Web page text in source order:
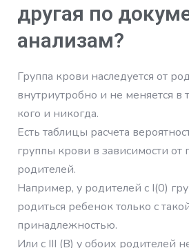
другая по
анализам?
Группа крови наследуется от
внутриутробно и не меняется
кого и никогда.
Есть таблицы расчета
группы крови в зависимости от
родителей.
Например, у родителей с I(0)
родиться ребенок только с
принадлежностью.
Или с III (B) у обоих родителей